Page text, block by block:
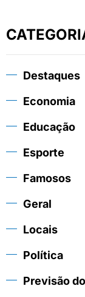
Destaques
Economia
Educação
Esporte
Famosos
Geral
Locais
Política
Previsão